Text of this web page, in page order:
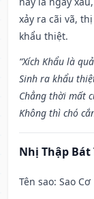
xảy ra cãi vã,
khẩu thiệt.
“Xích Khẩu là
Sinh ra khẩu
Chẳng thời mất
Không thì chó
Nhị Thập Bát
Tên sao: Sao Cơ